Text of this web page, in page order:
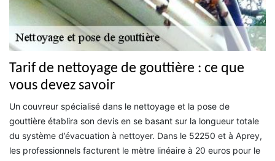
Tarif de nettoyage de gouttière : ce que
vous devez savoir
Un couvreur spécialisé dans le nettoyage et la pose de
gouttière établira son devis en se basant sur la longueur totale
du système d’évacuation à nettoyer. Dans le 52250 et à Aprey,
les professionnels facturent le mètre linéaire à 20 euros pour le